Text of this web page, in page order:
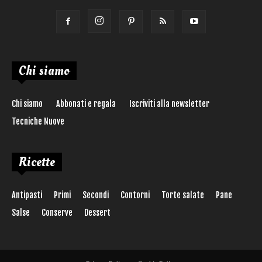
Chi siamo
Chi siamo Abbonati e regala
Iscriviti alla newsletter
Tecniche Nuove
Ricette
Antipasti Primi Secondi Contorni Torte salate
Pane
Salse
Conserve Dessert